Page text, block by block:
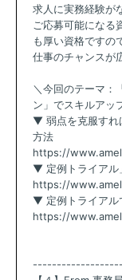
求人に実務経験が
ご応募可能になる
も厚い資格ですの
仕事のチャンスが
＼今回のテーマ：
ン」でスキルアッ
▼ 弱点を克服すれ
方法
https://
▼ 定例トライアル
https://
▼ 定例トライアル
https://